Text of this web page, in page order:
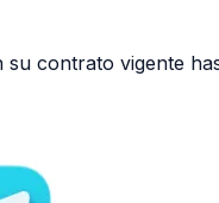
su contrato vigente